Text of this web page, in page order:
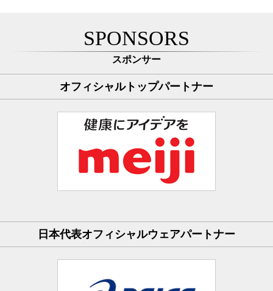
SPONSORS
スポンサー
オフィシャルトップパートナー
日本代表オフィシャルウェアパートナー